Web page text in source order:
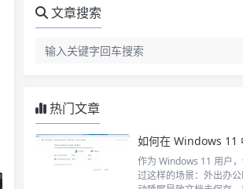
文章搜索
热门文章
作为 Windows 11 用户
过这样的场景：外出办